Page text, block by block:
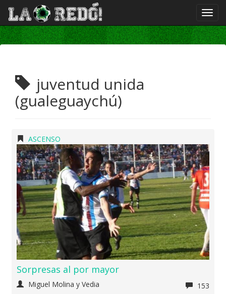
juventud unida
(gualeguaychú)
ASCENSO
Sorpresas al por mayor
Miguel Molina y Vedia
153